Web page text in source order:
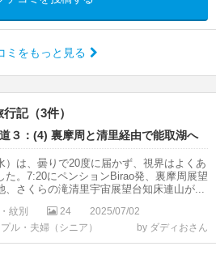
ミをもっと見る
記（3件）
３：(4) 裏摩周と清里経由で能取湖へ
）は、曇りで20度に届かず、視界はよくあ
た。7:20にペンションBirao発、裏摩周展望
、さくらの滝清里宇宙展望台知床連山が...
紋別 24
2025/07/02
ル・夫婦（シニア）
by ダディおさん